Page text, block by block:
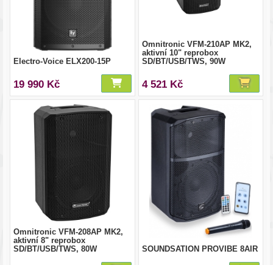
Electro-Voice ELX200-15P
19 990 Kč
Omnitronic VFM-210AP MK2,
aktivní 10" reprobox
SD/BT/USB/TWS, 90W
4 521 Kč
Omnitronic VFM-208AP MK2,
aktivní 8" reprobox
SD/BT/USB/TWS, 80W
SOUNDSATION PROVIBE 8AIR